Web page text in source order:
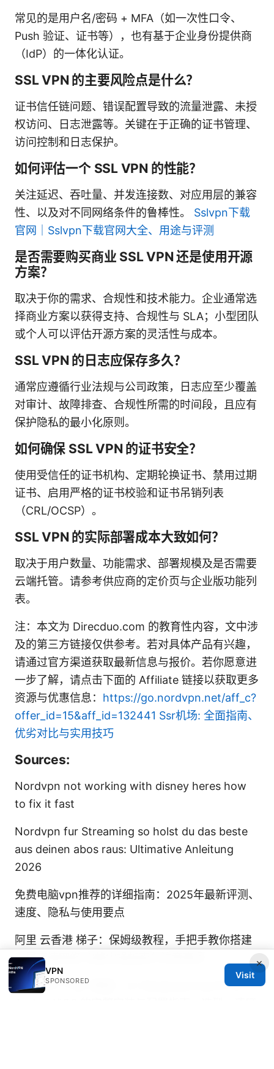
常见的是用户名/密码 + MFA（如一次性口令、
Push 验证、证书等），也有基于企业身份提供商
（IdP）的一体化认证。
SSL VPN 的主要风险点是什么？
证书信任链问题、错误配置导致的流量泄露、未授
权访问、日志泄露等。关键在于正确的证书管理、
访问控制和日志保护。
如何评估一个 SSL VPN 的性能？
关注延迟、吞吐量、并发连接数、对应用层的兼容
性、以及对不同网络条件的鲁棒性。 Sslvpn下载
官网｜Sslvpn下载官网大全、用途与评测
是否需要购买商业 SSL VPN 还是使用开源
方案？
取决于你的需求、合规性和技术能力。企业通常选
择商业方案以获得支持、合规性与 SLA；小型团队
或个人可以评估开源方案的灵活性与成本。
SSL VPN 的日志应保存多久？
通常应遵循行业法规与公司政策，日志应至少覆盖
对审计、故障排查、合规性所需的时间段，且应有
保护隐私的最小化原则。
如何确保 SSL VPN 的证书安全？
使用受信任的证书机构、定期轮换证书、禁用过期
证书、启用严格的证书校验和证书吊销列表
（CRL/OCSP）。
SSL VPN 的实际部署成本大致如何？
取决于用户数量、功能需求、部署规模及是否需要
云端托管。请参考供应商的定价页与企业版功能列
表。
注：本文为 Direcduo.com 的教育性内容，文中涉
及的第三方链接仅供参考。若对具体产品有兴趣，
请通过官方渠道获取最新信息与报价。若你愿意进
一步了解，请点击下面的 Affiliate 链接以获取更多
资源与优惠信息： https://go.nordvpn.net/aff_c?
offer_id=15&aff_id=132441 Ssr机场: 全面指南、
优劣对比与实用技巧
Sources:
Nordvpn not working with disney heres how
to fix it fast
Nordvpn fur Streaming so holst du das beste
aus deinen abos raus: Ultimative Anleitung
2026
免费电脑vpn推荐的详细指南：2025年最新评测、
速度、隐私与使用要点
阿里 云香港 梯子：保姆级教程，手把手教你搭建
专属高速网络 完整实操指南与注意事项
电脑怎么下vpn 教程：从 Windows/macOS 到
×
VPN
SPONSORED
Visit